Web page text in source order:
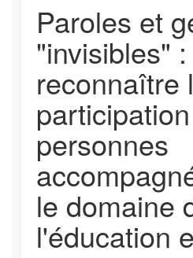
Paroles et
"invisibles" :
reconnaître
personnes
le domaine
l'éducation